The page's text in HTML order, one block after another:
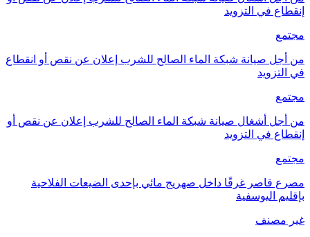
إنقطاع في التزويد
مجتمع
من أجل صيانة شبكة الماء الصالح للشرب إعلان عن نقص أو انقطاع
في التزويد
مجتمع
من أجل أشغال صيانة شبكة الماء الصالح للشرب إعلان عن نقص أو
إنقطاع في التزويد
مجتمع
مصرع قاصر غرقًا داخل صهريج مائي بإحدى الضيعات الفلاحية
بإقليم اليوسفية
غير مصنف